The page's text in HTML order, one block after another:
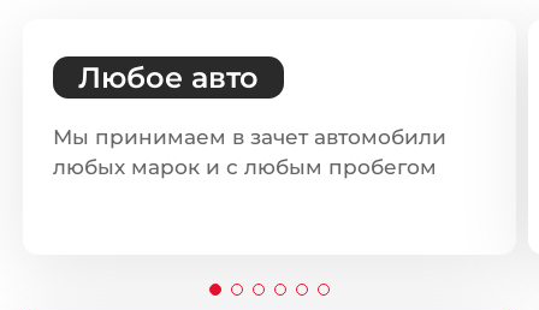
Любое авто
Мы принимаем в зачет автомобили
любых марок и с любым пробегом